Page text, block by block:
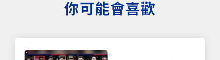
你可能會喜歡